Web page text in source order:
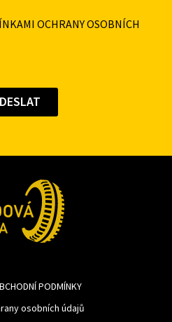
OCHRANY OSOBNÍCH
PODMÍNKY
osobních údajů